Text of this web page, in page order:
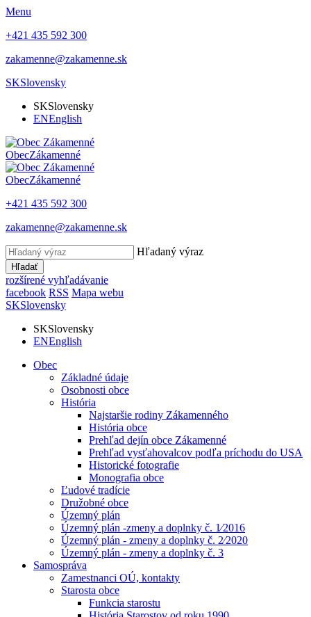
Menu
+421 435 592 300
zakamenne@zakamenne.sk
SKSlovensky
SKSlovensky
ENEnglish
ObecZákamenné
ObecZákamenné
+421 435 592 300
zakamenne@zakamenne.sk
Hľadaný výraz
Hľadať
rozšírené vyhľadávanie
facebook RSS Mapa webu
SKSlovensky
SKSlovensky
ENEnglish
Obec
Základné údaje
Osobnosti obce
História
Najstaršie rodiny Zákamenného
História obce
Prehľad dejín obce Zákamenné
Prehľad vysťahovalcov podľa príchodu do USA
Historické fotografie
Monografia obce
Ľudové tradície
Družobné obce
Územný plán
Územný plán -zmeny a doplnky č. 1⁄2016
Územný plán - zmeny a doplnky č. 2⁄2020
Územný plán - zmeny a doplnky č. 3
Samospráva
Zamestnanci OÚ, kontakty
Starosta obce
Funkcia starostu